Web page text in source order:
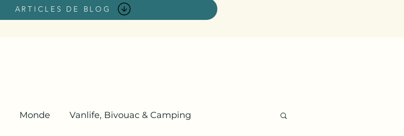
ARTICLES DE BLOG
Monde Vanlife, Bivouac & Camping